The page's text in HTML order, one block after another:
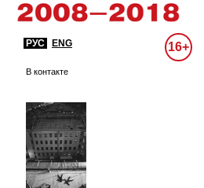
РУС ENG 16+
В контакте